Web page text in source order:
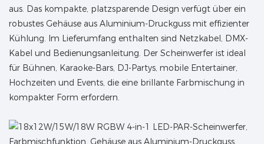
aus. Das kompakte, platzsparende Design verfügt über ein
robustes Gehäuse aus Aluminium-Druckguss mit effizienter
Kühlung. Im Lieferumfang enthalten sind Netzkabel, DMX-
Kabel und Bedienungsanleitung. Der Scheinwerfer ist ideal
für Bühnen, Karaoke-Bars, DJ-Partys, mobile Entertainer,
Hochzeiten und Events, die eine brillante Farbmischung in
kompakter Form erfordern.